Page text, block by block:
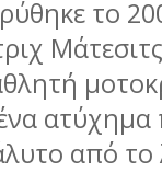
το
από